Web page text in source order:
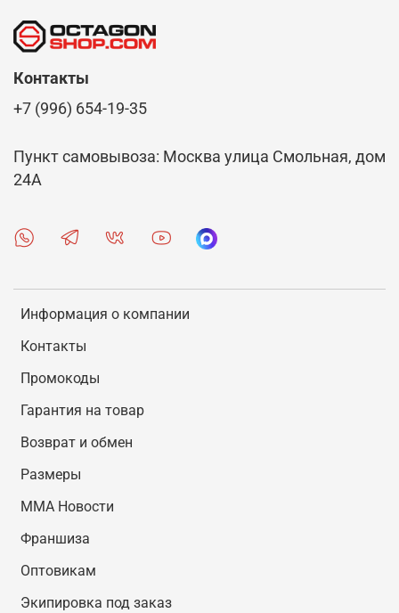
Информация о компании
Контакты
Промокоды
Гарантия на товар
Возврат и обмен
Размеры
MMA Новости
Франшиза
Оптовикам
Экипировка под заказ
Контакты
+7 (996) 654-19-35
Пункт самовывоза: Москва улица Смольная, дом
24А